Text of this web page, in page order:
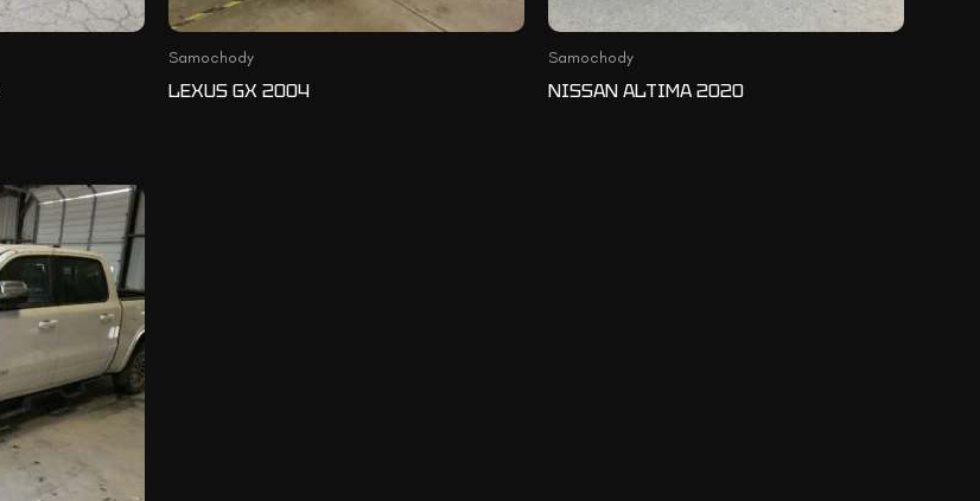
Samochody
LEXUS GX 2004
Samochody
NISSAN ALTIMA 2020